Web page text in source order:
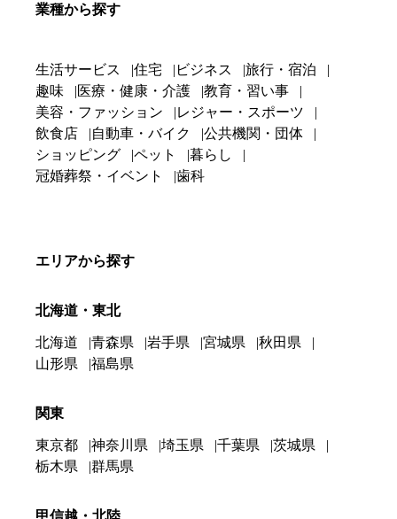
業種から探す
生活サービス 住宅 ビジネス
旅行・宿泊
趣味
医療・健康・介護
教育・習い事
美容・ファッション
レジャー・スポーツ
飲食店
自動車・バイク
公共機関・団体
ショッピング
ペット
暮らし
冠婚葬祭・イベント
歯科
エリアから探す
北海道・東北
北海道 青森県 岩手県 宮城県
秋田県
山形県
福島県
関東
東京都 神奈川県 埼玉県 千葉県
茨城県
栃木県
群馬県